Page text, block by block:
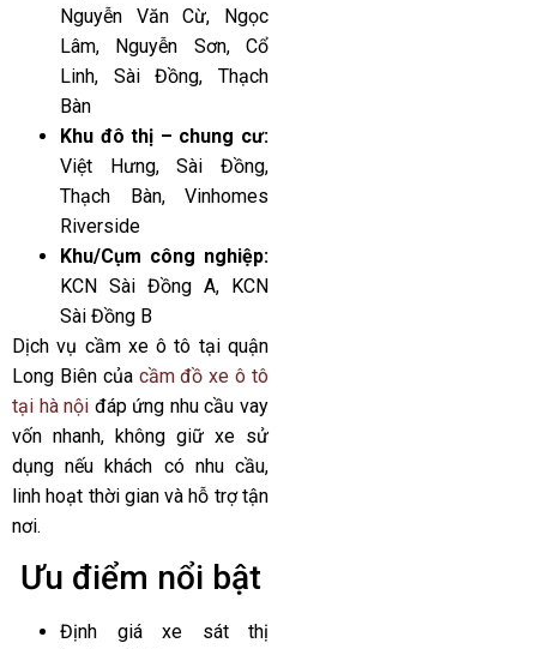
Nguyễn Văn Cừ, Ngọc
Lâm, Nguyễn Sơn, Cổ
Linh, Sài Đồng, Thạch
Bàn
Khu đô thị – chung cư:
Việt Hưng, Sài Đồng,
Thạch Bàn, Vinhomes
Riverside
Khu/Cụm công nghiệp:
KCN Sài Đồng A, KCN
Sài Đồng B
Dịch vụ cầm xe ô tô tại quận
Long Biên của cầm đồ xe ô tô
tại hà nội đáp ứng nhu cầu vay
vốn nhanh, không giữ xe sử
dụng nếu khách có nhu cầu,
linh hoạt thời gian và hỗ trợ tận
nơi.
Ưu điểm nổi bật
Định giá xe sát thị